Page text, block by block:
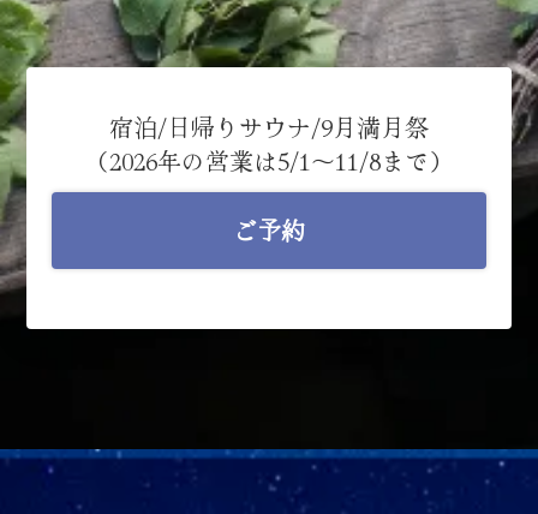
宿泊/日帰りサウナ/9月満月祭
（2026年の営業は5/1〜11/8まで）
ご予約